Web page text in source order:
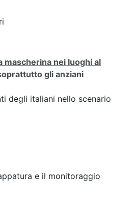
mascherina nei luoghi al
gli anziani
degli italiani nello scenario
e il monitoraggio